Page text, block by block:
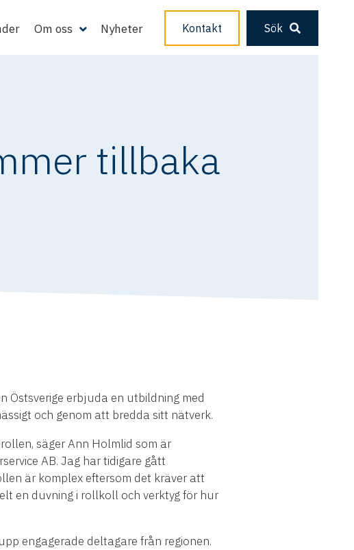
Om oss Nyheter Kontakt Sök
tillbaka
Östsverige erbjuda en utbildning med
och genom att bredda sitt nätverk.
säger Ann Holmlid som är
AB. Jag har tidigare gått
är komplex eftersom det kräver att
en duvning i rollkoll och verktyg för hur
engagerade deltagare från regionen.